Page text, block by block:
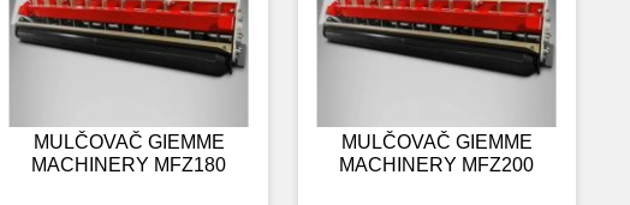
MULČOVAČ GIEMME
MACHINERY MFZ180
MULČOVAČ GIEMME
MACHINERY MFZ200